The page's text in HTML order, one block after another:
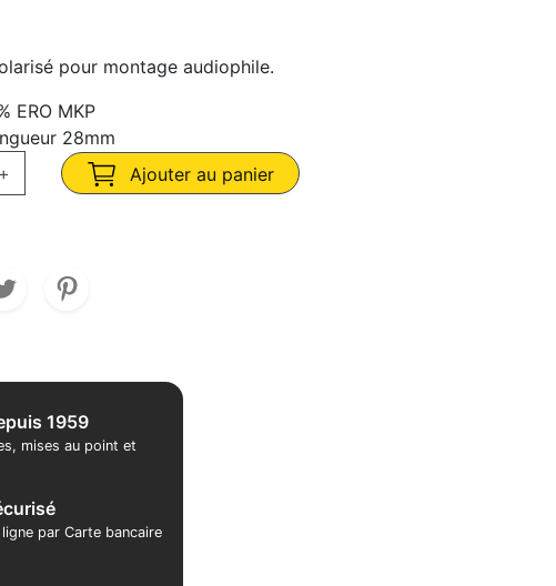
pour montage audiophile.
ERO MKP
28mm
+ Ajouter au panier
1959
mises au point et
par Carte bancaire